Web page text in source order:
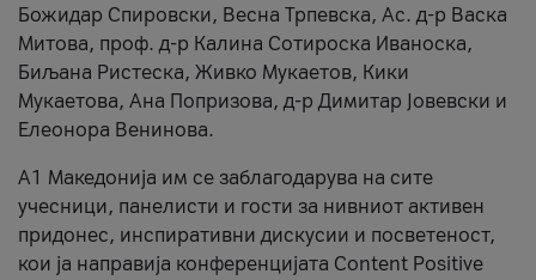
Божидар Спировски, Весна Трпевска, Ас. д-р Васка
Митова, проф. д-р Калина Сотироска Иваноска,
Биљана Ристеска, Живко Мукаетов, Кики
Мукаетова, Ана Попризова, д-р Димитар Јовевски и
Елеонора Венинова.
А1 Македонија им се заблагодарува на сите
учесници, панелисти и гости за нивниот активен
придонес, инспиративни дискусии и посветеност,
кои ја направија конференцијата Content Positive